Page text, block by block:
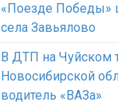
«Поезде Победы»
села Завьялово
В ДТП на Чуйском
Новосибирской
водитель «ВАЗа»